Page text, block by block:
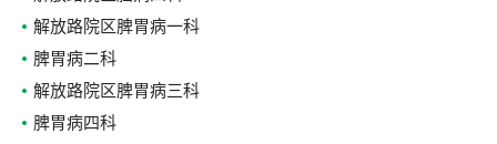
解放路院区脾胃病一科
脾胃病二科
解放路院区脾胃病三科
脾胃病四科